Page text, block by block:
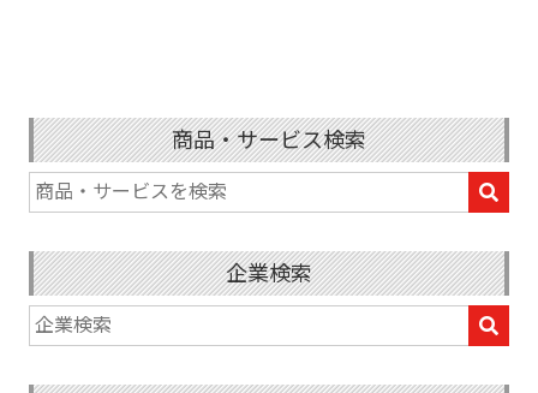
商品・サービス検索
企業検索